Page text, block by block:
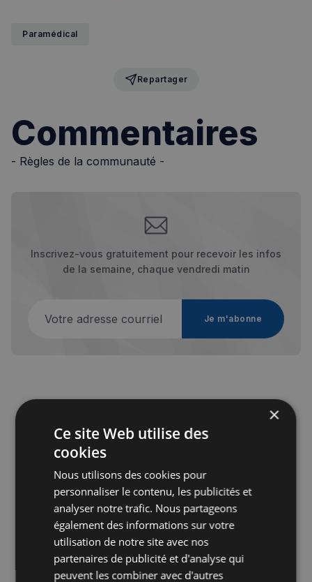
Paramédical
Repartager
Commentaires
- Règles de la communauté -
Inscrivez-vous gratuitement pour recevoir les infos
de la semaine, chaque vendredi matin
Je m'abonne
Publicité
×
Ce site Web utilise des
cookies
Nous utilisons des cookies pour
personnaliser le contenu, les publicités et
analyser notre trafic. Nous partageons
également des informations sur votre
utilisation de notre site avec nos
partenaires de publicité et d'analyse qui
peuvent les combiner avec d'autres